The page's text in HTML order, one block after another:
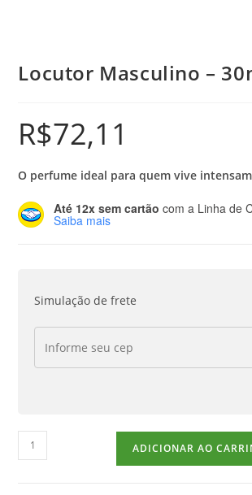
Locutor Masculino –
R$72,11
O perfume ideal para quem vive
Até 12x sem cartão com a Linha de
Saiba mais
Simulação de frete
ADICIONAR AO